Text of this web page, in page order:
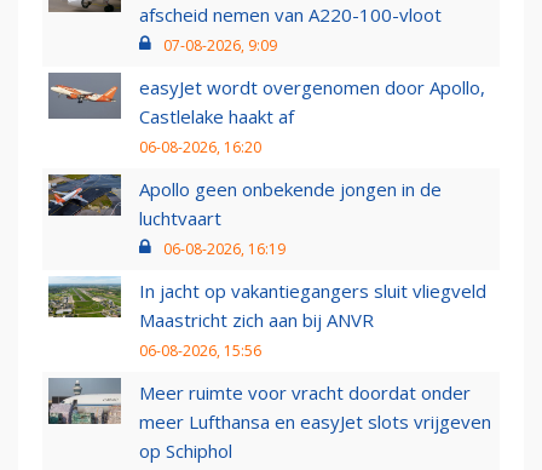
afscheid nemen van A220-100-vloot
07-08-2026, 9:09
easyJet wordt overgenomen door Apollo,
Castlelake haakt af
06-08-2026, 16:20
Apollo geen onbekende jongen in de
luchtvaart
06-08-2026, 16:19
In jacht op vakantiegangers sluit vliegveld
Maastricht zich aan bij ANVR
06-08-2026, 15:56
Meer ruimte voor vracht doordat onder
meer Lufthansa en easyJet slots vrijgeven
op Schiphol